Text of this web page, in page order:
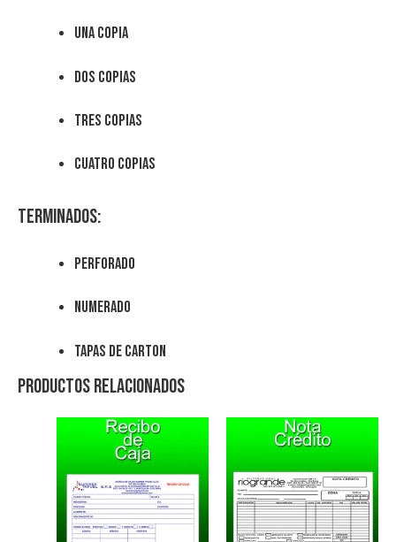
una copia
dos copias
tres copias
cuatro copias
Terminados:
perforado
numerado
tapas de carton
Productos relacionados